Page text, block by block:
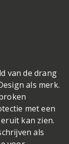
van de drang
als merk.
met een
kan zien.
als